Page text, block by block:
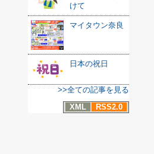
けて
マイタウン奈良
日本の祝日
>>全ての記事を見る
XML
RSS2.0